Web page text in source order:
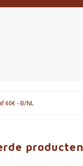
60€ - B/NL
producten